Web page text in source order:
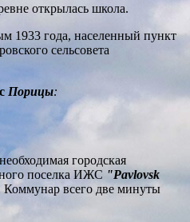
открылась школа.
1933 года, населенный пункт
сельсовета
Порицы:
городская
поселка ИЖС "Pavlovsk
Коммунар всего две минуты